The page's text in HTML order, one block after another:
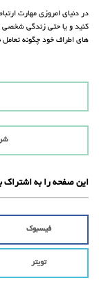
در دنیای امروزی مهارت
کنید و یا حتی زندگی شخصی
های اطراف خود چگونه تعامل
این صفحه را به اشتراک
فیسبوک
تویتر